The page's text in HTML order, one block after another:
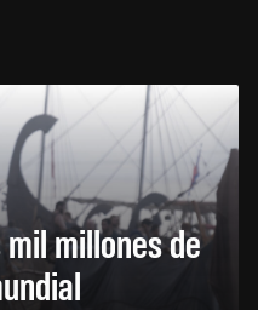
millones de